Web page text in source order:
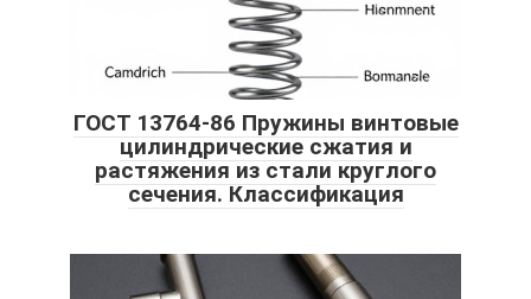
ГОСТ 13764-86 Пружины винтовые
цилиндрические сжатия и
растяжения из стали круглого
сечения. Классификация